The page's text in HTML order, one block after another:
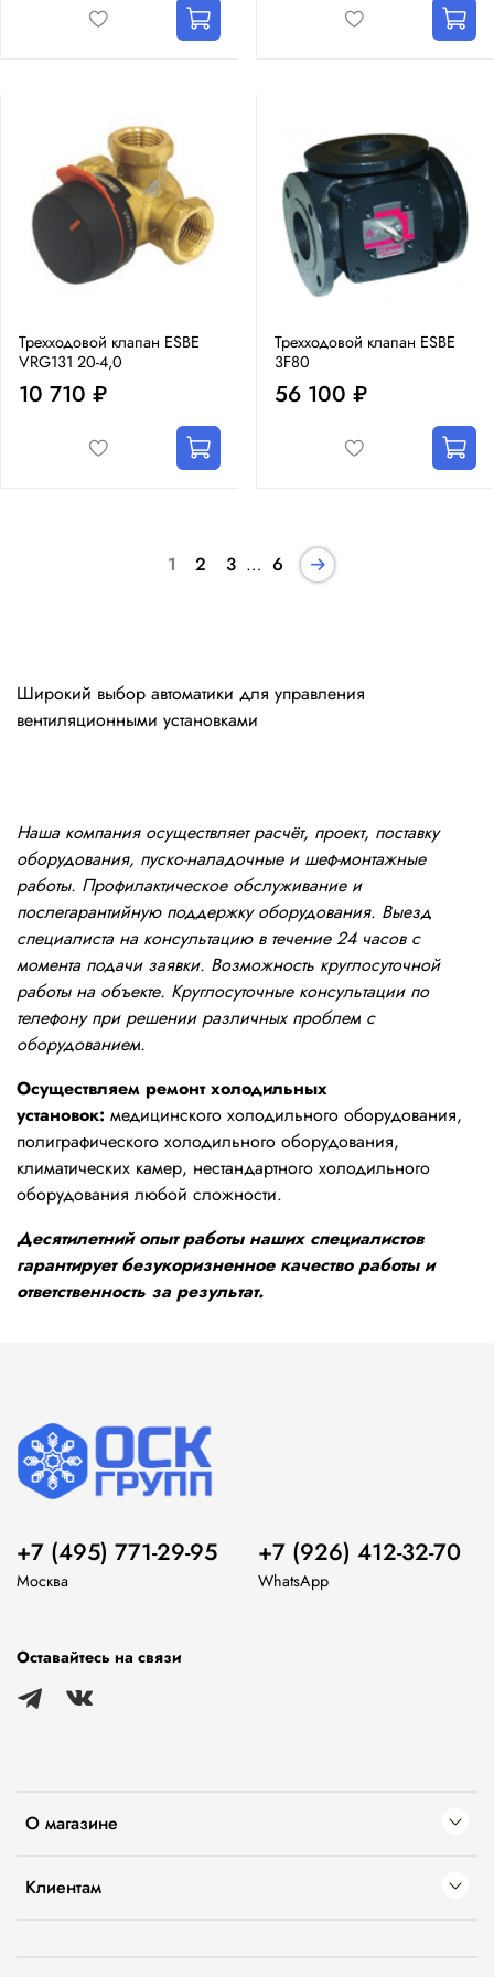
Трехходовой клапан ESBE
VRG131 20-4,0
10 710 ₽
Трехходовой клапан ESBE
3F80
56 100 ₽
1 2 3 … 6
Широкий выбор автоматики для управления
вентиляционными установками
Наша компания осуществляет расчёт, проект, поставку
оборудования, пуско-наладочные и шеф-монтажные
работы. Профилактическое обслуживание и
послегарантийную поддержку оборудования. Выезд
специалиста на консультацию в течение 24 часов с
момента подачи заявки. Возможность круглосуточной
работы на объекте. Круглосуточные консультации по
телефону при решении различных проблем с
оборудованием.
Осуществляем ремонт холодильных
установок: медицинского холодильного оборудования,
полиграфического холодильного оборудования,
климатических камер, нестандартного холодильного
оборудования любой сложности.
Десятилетний опыт работы наших специалистов
гарантирует безукоризненное качество работы и
ответственность за результат.
О магазине
Клиентам
+7 (495) 771-29-95
Москва
+7 (926) 412-32-70
WhatsApp
Оставайтесь на связи